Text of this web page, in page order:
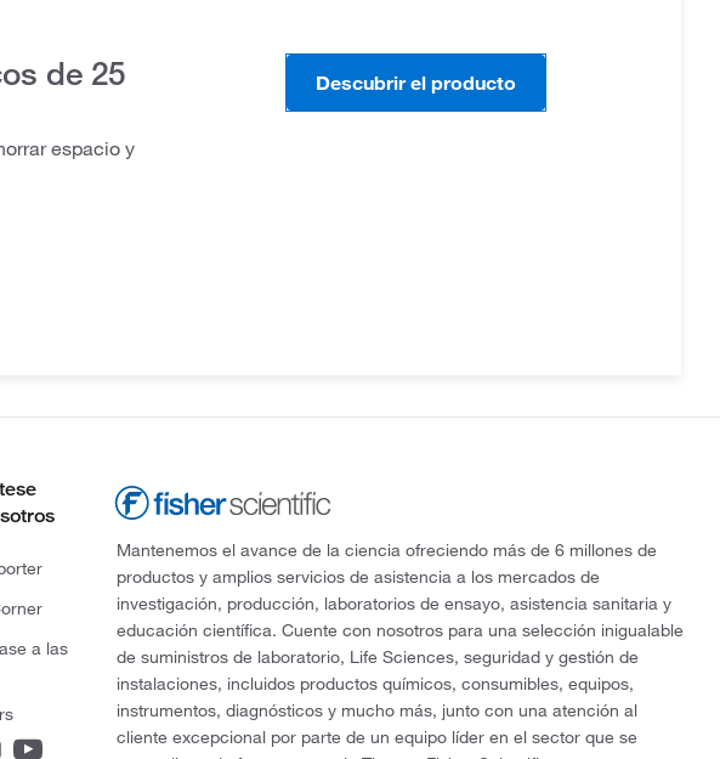
de 25
espacio y
Descubrir el producto
a las
Mantenemos el avance de la ciencia ofreciendo más de 6 millones de
productos y amplios servicios de asistencia a los mercados de
investigación, producción, laboratorios de ensayo, asistencia sanitaria y
educación científica. Cuente con nosotros para una selección inigualable
de suministros de laboratorio, Life Sciences, seguridad y gestión de
instalaciones, incluidos productos químicos, consumibles, equipos,
instrumentos, diagnósticos y mucho más, junto con una atención al
cliente excepcional por parte de un equipo líder en el sector que se